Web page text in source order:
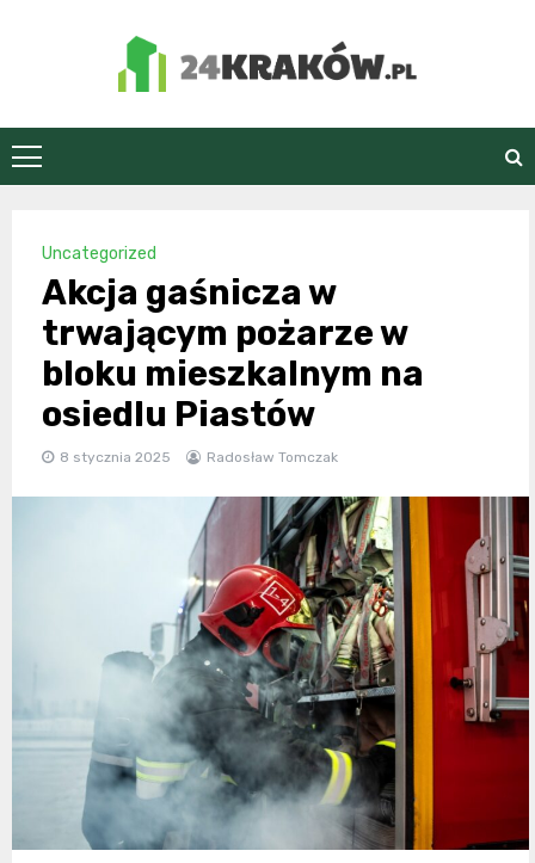
24Kraków.pl
Uncategorized
Akcja gaśnicza w
trwającym pożarze w
bloku mieszkalnym na
osiedlu Piastów
8 stycznia 2025 Radosław Tomczak